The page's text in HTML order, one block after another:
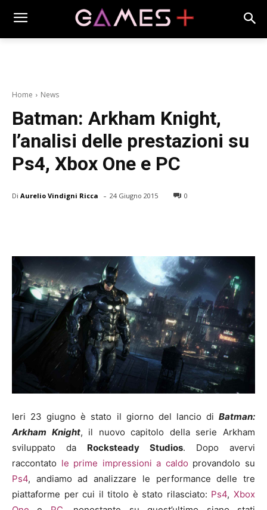
Home News
Batman: Arkham Knight,
l’analisi delle prestazioni su
Ps4, Xbox One e PC
Di Aurelio Vindigni Ricca - 24 Giugno 2015 0
Ieri 23 giugno è stato il giorno del lancio di Batman:
Arkham Knight, il nuovo capitolo della serie Arkham
sviluppato da Rocksteady Studios. Dopo avervi
raccontato le prime impressioni a caldo provandolo su
Ps4, andiamo ad analizzare le performance delle tre
piattaforme per cui il titolo è stato rilasciato: Ps4,Xbox